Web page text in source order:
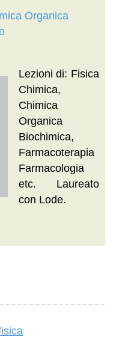
Organica
Lezioni di: Fisica
Chimica,
Chimica
Organica
Biochimica,
Farmacoterapia
Farmacologia
etc. Laureato
con Lode.